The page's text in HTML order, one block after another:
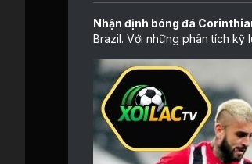
Nhận định bóng đá
Brazil. Với những phân tích kỹ